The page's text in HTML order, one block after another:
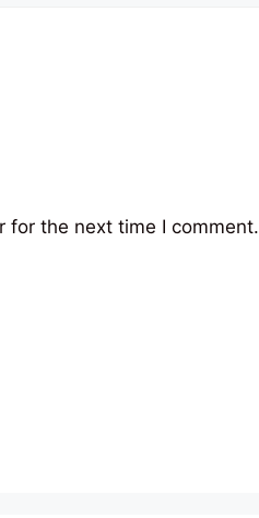
for the next time I comment.